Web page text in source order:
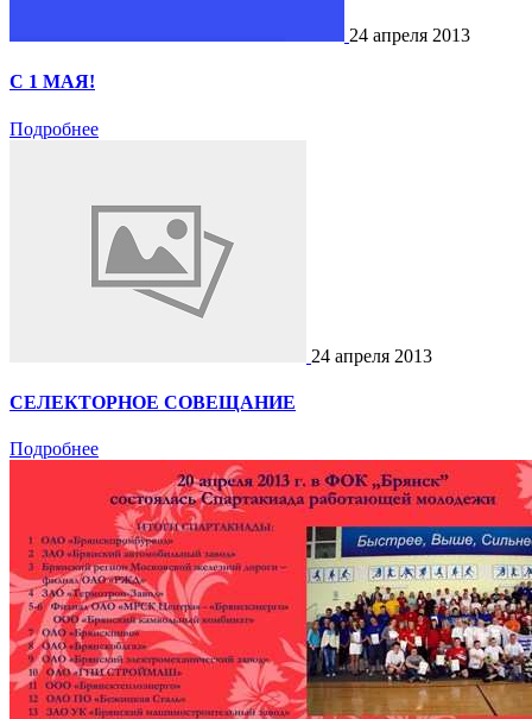
24 апреля 2013
С 1 МАЯ!
Подробнее
24 апреля 2013
СЕЛЕКТОРНОЕ СОВЕЩАНИЕ
Подробнее